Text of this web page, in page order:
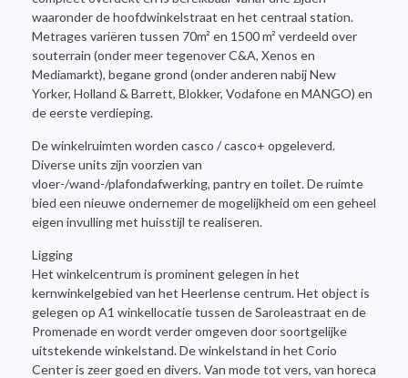
waaronder de hoofdwinkelstraat en het centraal station.
Metrages variëren tussen 70m² en 1500 m² verdeeld over
souterrain (onder meer tegenover C&A, Xenos en
Mediamarkt), begane grond (onder anderen nabij New
Yorker, Holland & Barrett, Blokker, Vodafone en MANGO) en
de eerste verdieping.
De winkelruimten worden casco / casco+ opgeleverd.
Diverse units zijn voorzien van
vloer-/wand-/plafondafwerking, pantry en toilet. De ruimte
bied een nieuwe ondernemer de mogelijkheid om een geheel
eigen invulling met huisstijl te realiseren.
Ligging
Het winkelcentrum is prominent gelegen in het
kernwinkelgebied van het Heerlense centrum. Het object is
gelegen op A1 winkellocatie tussen de Saroleastraat en de
Promenade en wordt verder omgeven door soortgelijke
uitstekende winkelstand. De winkelstand in het Corio
Center is zeer goed en divers. Van mode tot vers, van horeca